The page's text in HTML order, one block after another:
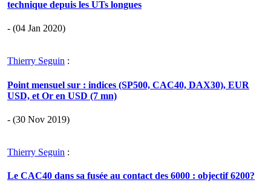
technique depuis les UTs longues
- (04 Jan 2020)
Thierry Seguin :
Point mensuel sur : indices (SP500, CAC40, DAX30), EUR
USD, et Or en USD (7 mn)
- (30 Nov 2019)
Thierry Seguin :
Le CAC40 dans sa fusée au contact des 6000 : objectif 6200?